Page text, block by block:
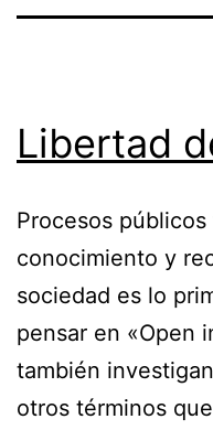
Libertad
Procesos
conocimiento y
sociedad es lo
pensar en «Open
también
otros términos